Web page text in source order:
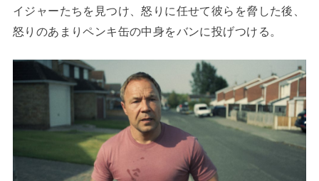
イジャーたちを見つけ、怒りに任せて彼らを脅した後、
怒りのあまりペンキ缶の中身をバンに投げつける。